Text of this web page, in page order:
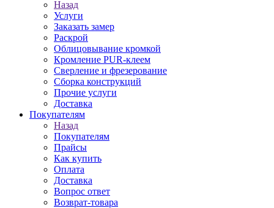
Назад
Услуги
Заказать замер
Раскрой
Облицовывание кромкой
Кромление PUR-клеем
Сверление и фрезерование
Сборка конструкций
Прочие услуги
Доставка
Покупателям
Назад
Покупателям
Прайсы
Как купить
Оплата
Доставка
Вопрос ответ
Возврат-товара